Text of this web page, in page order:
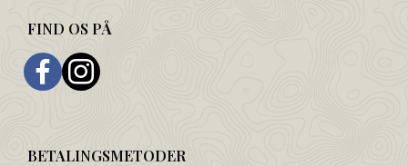
FIND OS PÅ
BETALINGSMETODER